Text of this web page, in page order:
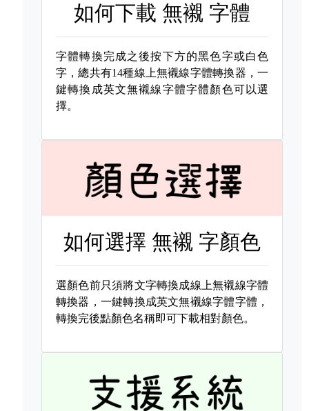
如何下載 無襯 字體
字體轉換完成之後按下方的黑色字或白色
字，總共有14種線上無襯線字體轉換器，一
鍵轉換成英文無襯線字體字體顏色可以選
擇。
如何選擇 無襯 字顏色
選顏色前只須將文字轉換成線上無襯線字體
轉換器，一鍵轉換成英文無襯線字體字體，
轉換完後點顏色名稱即可下載相對顏色。